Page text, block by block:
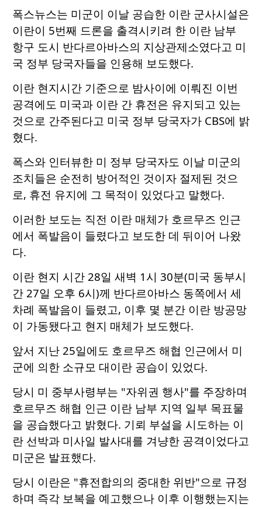
폭스뉴스는 미군이 이날 공습한 이란 군사시설은
이란이 5번째 드론을 출격시키려 한 이란 남부
항구 도시 반다르아바스의 지상관제소였다고 미
국 정부 당국자들을 인용해 보도했다.
이란 현지시간 기준으로 밤사이에 이뤄진 이번
공격에도 미국과 이란 간 휴전은 유지되고 있는
것으로 간주된다고 미국 정부 당국자가 CBS에 밝
혔다.
폭스와 인터뷰한 미 정부 당국자도 이날 미군의
조치들은 순전히 방어적인 것이자 절제된 것으
로, 휴전 유지에 그 목적이 있었다고 말했다.
이러한 보도는 직전 이란 매체가 호르무즈 인근
에서 폭발음이 들렸다고 보도한 데 뒤이어 나왔
다.
이란 현지 시간 28일 새벽 1시 30분(미국 동부시
간 27일 오후 6시)께 반다르아바스 동쪽에서 세
차례 폭발음이 들렸고, 이후 몇 분간 이란 방공망
이 가동됐다고 현지 매체가 보도했다.
앞서 지난 25일에도 호르무즈 해협 인근에서 미
군에 의한 소규모 대이란 공습이 있었다.
당시 미 중부사령부는 "자위권 행사"를 주장하며
호르무즈 해협 인근 이란 남부 지역 일부 목표물
을 공습했다고 밝혔다. 기뢰 부설을 시도하는 이
란 선박과 미사일 발사대를 겨냥한 공격이었다고
미군은 발표했다.
당시 이란은 "휴전합의의 중대한 위반"으로 규정
하며 즉각 보복을 예고했으나 이후 이행했는지는